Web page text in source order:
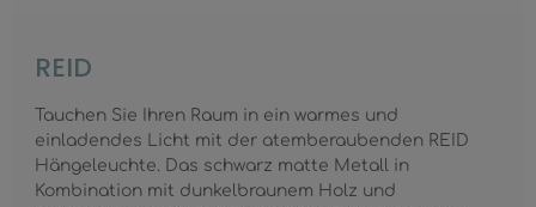
REID
Tauchen Sie Ihren Raum in ein warmes und
einladendes Licht mit der atemberaubenden REID
Hängeleuchte. Das schwarz matte Metall in
Kombination mit dunkelbraunem Holz und